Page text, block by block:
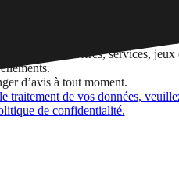
par email et sur les
Amuse BidCo et des sociétés du
leurs offres, services, jeux
d’avis à tout moment.
traitement de vos données,
de confidentialité.